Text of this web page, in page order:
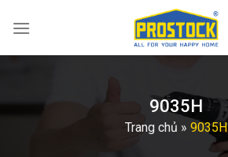
9035H
Trang chủ » 9035H